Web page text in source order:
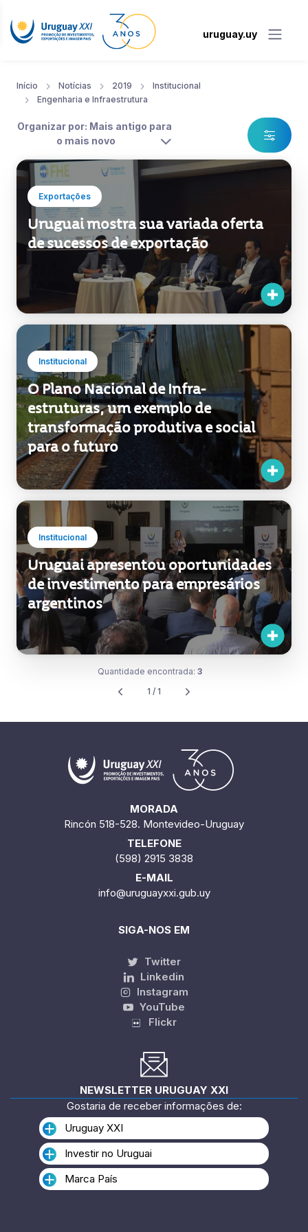
uruguay.uy
Início Notícias 2019
Institucional
Engenharia e Infraestrutura
Organizar por: Mais antigo para
o mais novo
Exportações
Uruguai mostra sua variada oferta
de sucessos de exportação
Institucional
O Plano Nacional de Infra-
estruturas, um exemplo de
transformação produtiva e social
para o futuro
Institucional
Uruguai apresentou oportunidades
de investimento para empresários
argentinos
Quantidade encontrada: 3
1 / 1
MORADA
Rincón 518-528. Montevideo-Uruguay
TELEFONE
(598) 2915 3838
E-MAIL
info@uruguayxxi.gub.uy
SIGA-NOS EM
Twitter
Linkedin
Instagram
YouTube
Flickr
NEWSLETTER URUGUAY XXI
Gostaria de receber informações de:
Uruguay XXI
Investir no Uruguai
Marca País